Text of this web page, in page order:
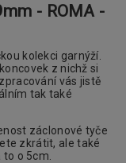
- ROMA -
kolekci garnýží.
z nichž si
vás jistě
tak také
záclonové tyče
zkrátit, ale také
o 5cm.